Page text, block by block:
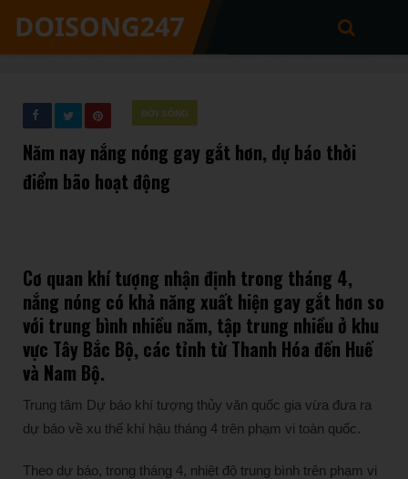
ĐỜI SỐNG
Năm nay nắng nóng gay gắt hơn, dự báo thời
điểm bão hoạt động
Cơ quan khí tượng nhận định trong tháng 4,
nắng nóng có khả năng xuất hiện gay gắt hơn so
với trung bình nhiều năm, tập trung nhiều ở khu
vực Tây Bắc Bộ, các tỉnh từ Thanh Hóa đến Huế
và Nam Bộ.
Trung tâm Dự báo khí tượng thủy văn quốc gia vừa đưa ra
dự báo về xu thế khí hậu tháng 4 trên phạm vi toàn quốc.
Theo dự báo, trong tháng 4, nhiệt độ trung bình trên phạm vi